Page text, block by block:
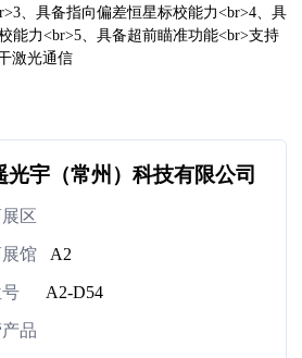
、具备指向偏差恒星标校能力<br>4、具
能力<br>5、具备超前瞄准功能<br>支持
激光通信
光宇（常州）科技有限公司
区
馆 A2
A2-D54
品